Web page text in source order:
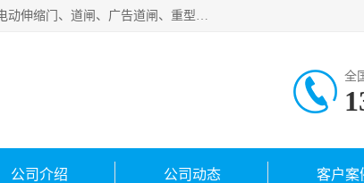
云南实名智科技有限公司是生产、销售、安装为一体的出入口管控设备厂家供应商。主营:电动伸缩门、道闸、广告道闸、重型空降闸、车牌识别、门禁通道、升降柱、岗亭、旗杆等智能设备。主营产品: 电动伸缩门,道闸门禁,车牌识别 生产、销售、安装为一体的出入口管控设备厂家源头供应商。
全
公司介绍 公司动态 客户案